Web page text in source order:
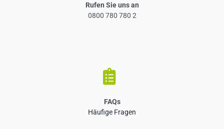
Rufen Sie uns an
0800 780 780 2
FAQs
Häufige Fragen